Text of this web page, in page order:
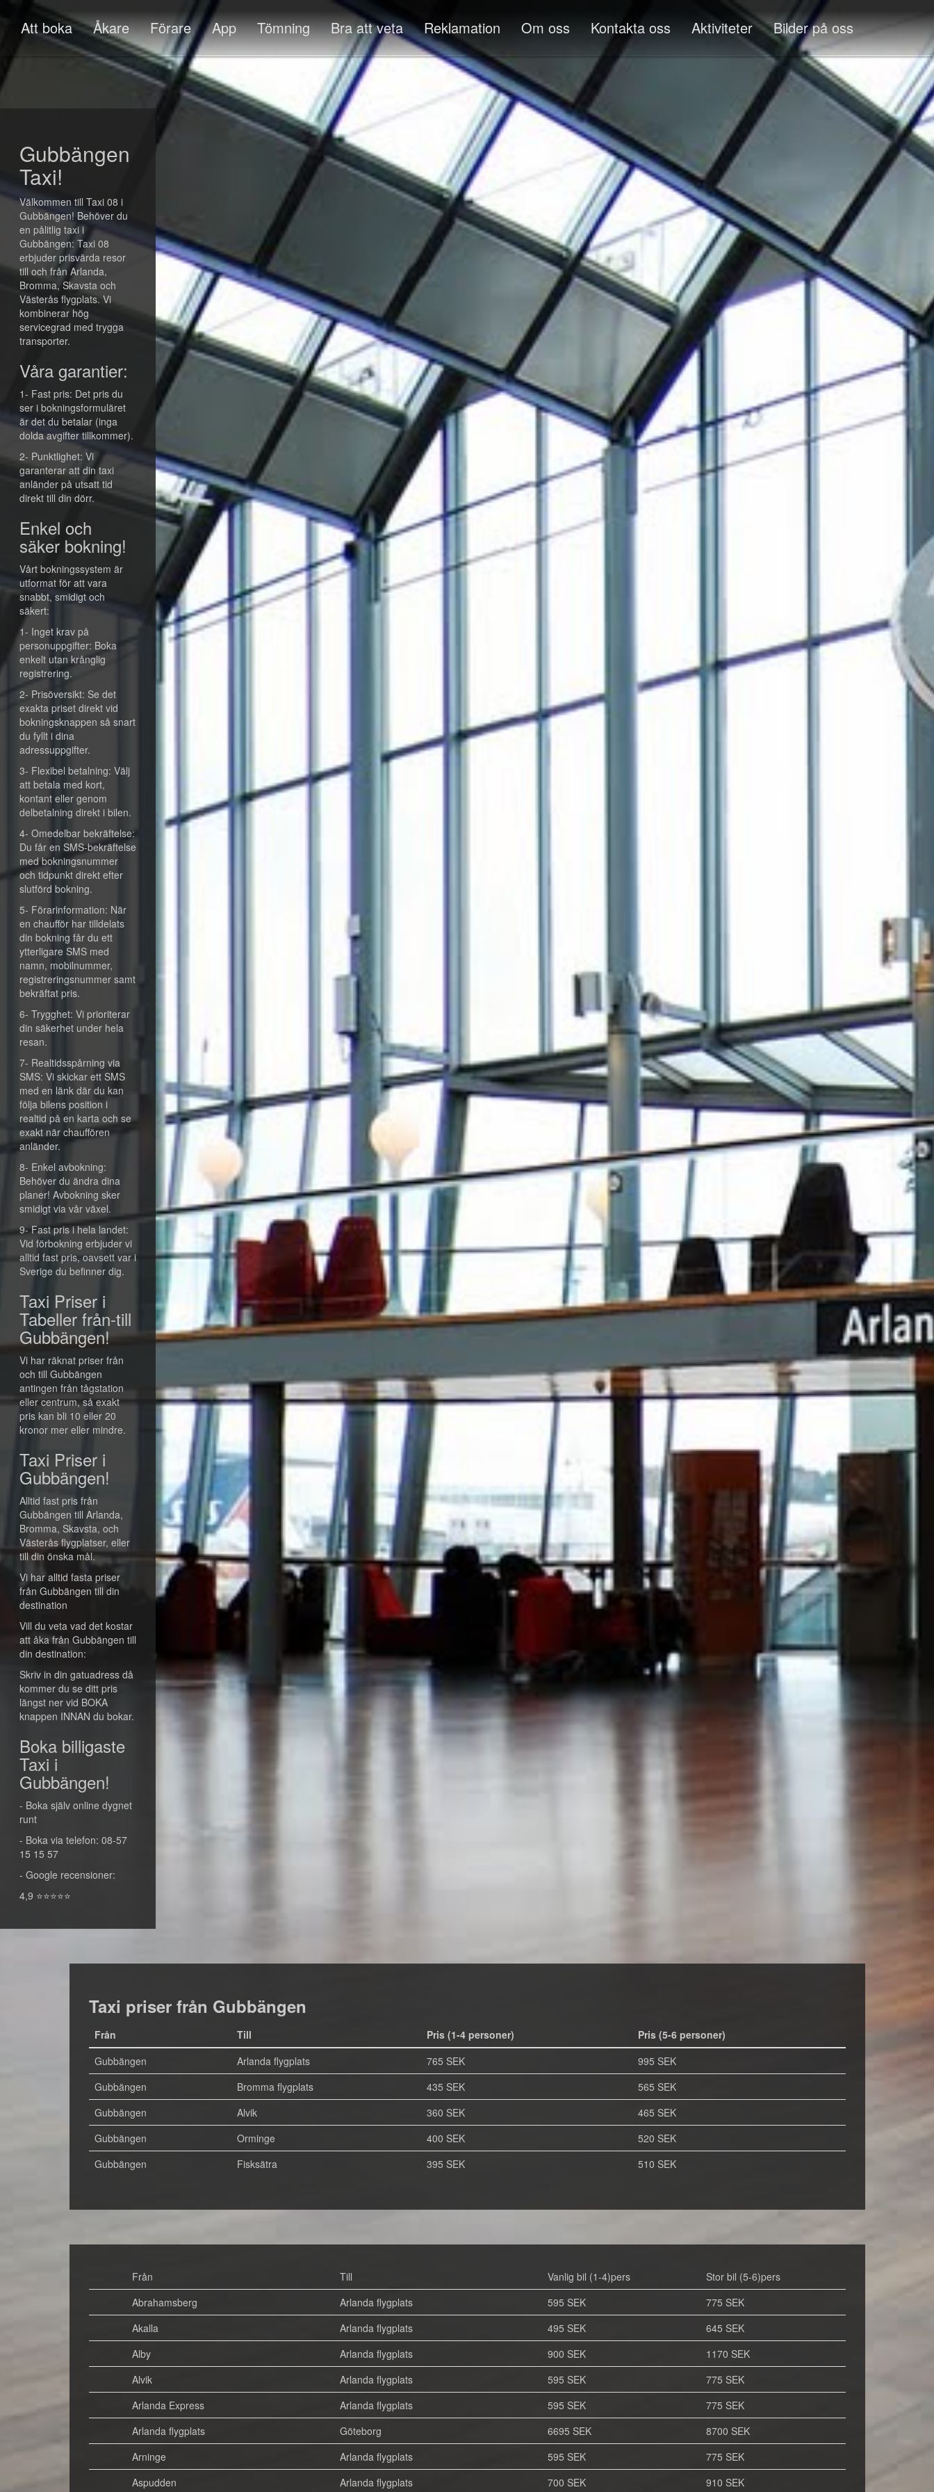
Att boka Åkare Förare App Tömning Bra att veta Reklamation Om oss Kontakta oss Aktiviteter Bilder på oss
Gubbängen
Taxi!
Välkommen till Taxi 08 i
Gubbängen! Behöver du
en pålitlig taxi i
Gubbängen: Taxi 08
erbjuder prisvärda resor
till och från Arlanda,
Bromma, Skavsta och
Västerås flygplats. Vi
kombinerar hög
servicegrad med trygga
transporter.
Våra garantier:
1- Fast pris: Det pris du
ser i bokningsformuläret
är det du betalar (inga
dolda avgifter tillkommer).
2- Punktlighet: Vi
garanterar att din taxi
anländer på utsatt tid
direkt till din dörr.
Enkel och
säker bokning!
Vårt bokningssystem är
utformat för att vara
snabbt, smidigt och
säkert:
1- Inget krav på
personuppgifter: Boka
enkelt utan krånglig
registrering.
2- Prisöversikt: Se det
exakta priset direkt vid
bokningsknappen så snart
du fyllt i dina
adressuppgifter.
3- Flexibel betalning: Välj
att betala med kort,
kontant eller genom
delbetalning direkt i bilen.
4- Omedelbar bekräftelse:
Du får en SMS-bekräftelse
med bokningsnummer
och tidpunkt direkt efter
slutförd bokning.
5- Förarinformation: När
en chaufför har tilldelats
din bokning får du ett
ytterligare SMS med
namn, mobilnummer,
registreringsnummer samt
bekräftat pris.
6- Trygghet: Vi prioriterar
din säkerhet under hela
resan.
7- Realtidsspårning via
SMS: Vi skickar ett SMS
med en länk där du kan
följa bilens position i
realtid på en karta och se
exakt när chauffören
anländer.
8- Enkel avbokning:
Behöver du ändra dina
planer! Avbokning sker
smidigt via vår växel.
9- Fast pris i hela landet:
Vid förbokning erbjuder vi
alltid fast pris, oavsett var i
Sverige du befinner dig.
Taxi Priser i
Tabeller från-till
Gubbängen!
Vi har räknat priser från
och till Gubbängen
antingen från tågstation
eller centrum, så exakt
pris kan bli 10 eller 20
kronor mer eller mindre.
Taxi Priser i
Gubbängen!
Alltid fast pris från
Gubbängen till Arlanda,
Bromma, Skavsta, och
Västerås flygplatser, eller
till din önska mål.
Vi har alltid fasta priser
från Gubbängen till din
destination
Vill du veta vad det kostar
att åka från Gubbängen till
din destination:
Skriv in din gatuadress då
kommer du se ditt pris
längst ner vid BOKA
knappen INNAN du bokar.
Boka billigaste
Taxi i
Gubbängen!
- Boka själv online dygnet
runt
- Boka via telefon: 08-57
15 15 57
- Google recensioner:
4,9 ⭐⭐⭐⭐⭐
Taxi priser från Gubbängen
Från Till Pris (1-4 personer)
Pris (5-6 personer)
Gubbängen
Arlanda flygplats 765 SEK
995 SEK
Gubbängen
Bromma flygplats 435 SEK
565 SEK
Gubbängen
Alvik 360 SEK
465 SEK
Gubbängen
Orminge 400 SEK
520 SEK
Gubbängen
Fisksätra 395 SEK 510 SEK
Från Till Vanlig bil (1-4)pers
Stor bil (5-6)pers
Abrahamsberg
Arlanda flygplats 595 SEK
775 SEK
Akalla
Arlanda flygplats 495 SEK
645 SEK
Alby
Arlanda flygplats 900 SEK
1170 SEK
Alvik
Arlanda flygplats 595 SEK
775 SEK
Arlanda Express
Arlanda flygplats 595 SEK
775 SEK
Arlanda flygplats
Göteborg 6695 SEK
8700 SEK
Arninge
Arlanda flygplats 595 SEK
775 SEK
Aspudden
Arlanda flygplats 700 SEK 910 SEK